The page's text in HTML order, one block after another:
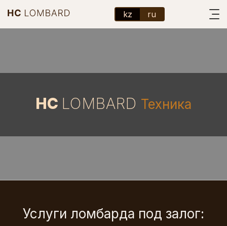
kz ru
HC LOMBARD Техника
Услуги ломбарда под залог: